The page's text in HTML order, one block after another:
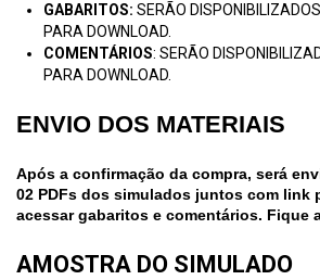
GABARITOS: SERÃO
PARA DOWNLOAD.
COMENTÁRIOS: SERÃO
PARA DOWNLOAD.
ENVIO DOS MATERIAIS
Após a confirmação da compra, será
02 PDFs dos simulados juntos com link
acessar gabaritos e comentários. Fique
AMOSTRA DO SIMULADO